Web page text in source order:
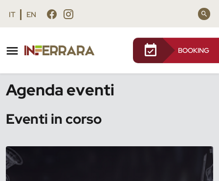
Vai al contenuto principale
Vai al footer
IT EN
BOOKING
Agenda eventi
Eventi in corso